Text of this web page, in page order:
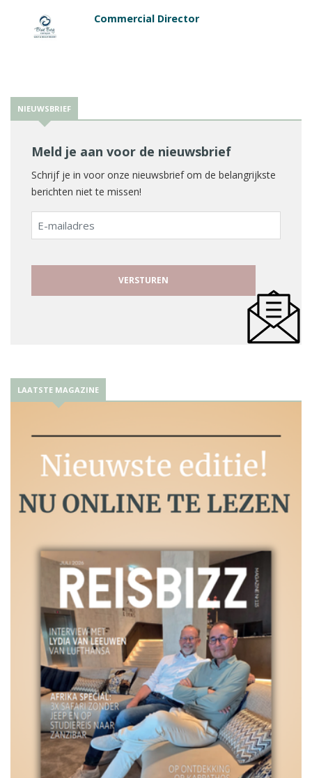
Commercial Director
NIEUWSBRIEF
Meld je aan voor de nieuwsbrief
Schrijf je in voor onze nieuwsbrief om de belangrijkste
berichten niet te missen!
E-
mailadres
LAATSTE MAGAZINE